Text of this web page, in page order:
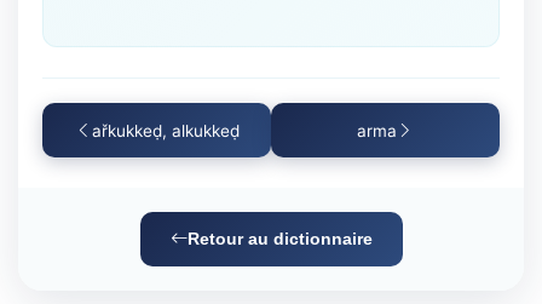
ařkukkeḍ, alkukkeḍ arma
Retour au dictionnaire